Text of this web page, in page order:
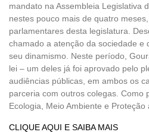
mandato na Assembleia Legislativa
nestes pouco mais de quatro
parlamentares desta legislatura.
chamado a atenção da sociedade e
seu dinamismo. Neste período,
lei – um deles já foi aprovado pelo
audiências públicas, em ambos os
parceria com outros colegas. Como
Ecologia, Meio Ambiente e
CLIQUE AQUI E SAIBA MAIS